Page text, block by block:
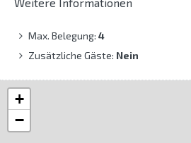
Max. Belegung: 4
Zusätzliche Gäste: Nein
+
−